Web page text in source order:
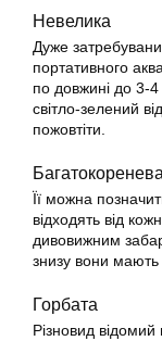
Невелика
Дуже
портативного
по довжині до 3-
світло-зелений
пожовтіти.
Багатокоренева
Її можна
відходять від
дивовижним
знизу вони мають
Горбата
Різновид